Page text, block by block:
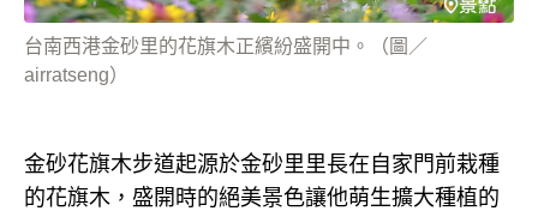
台南西港金砂里的花旗木正繽紛盛開中。（圖／
airratseng）
金砂花旗木步道起源於金砂里里長在自家門前栽種
的花旗木，盛開時的絕美景色讓他萌生擴大種植的